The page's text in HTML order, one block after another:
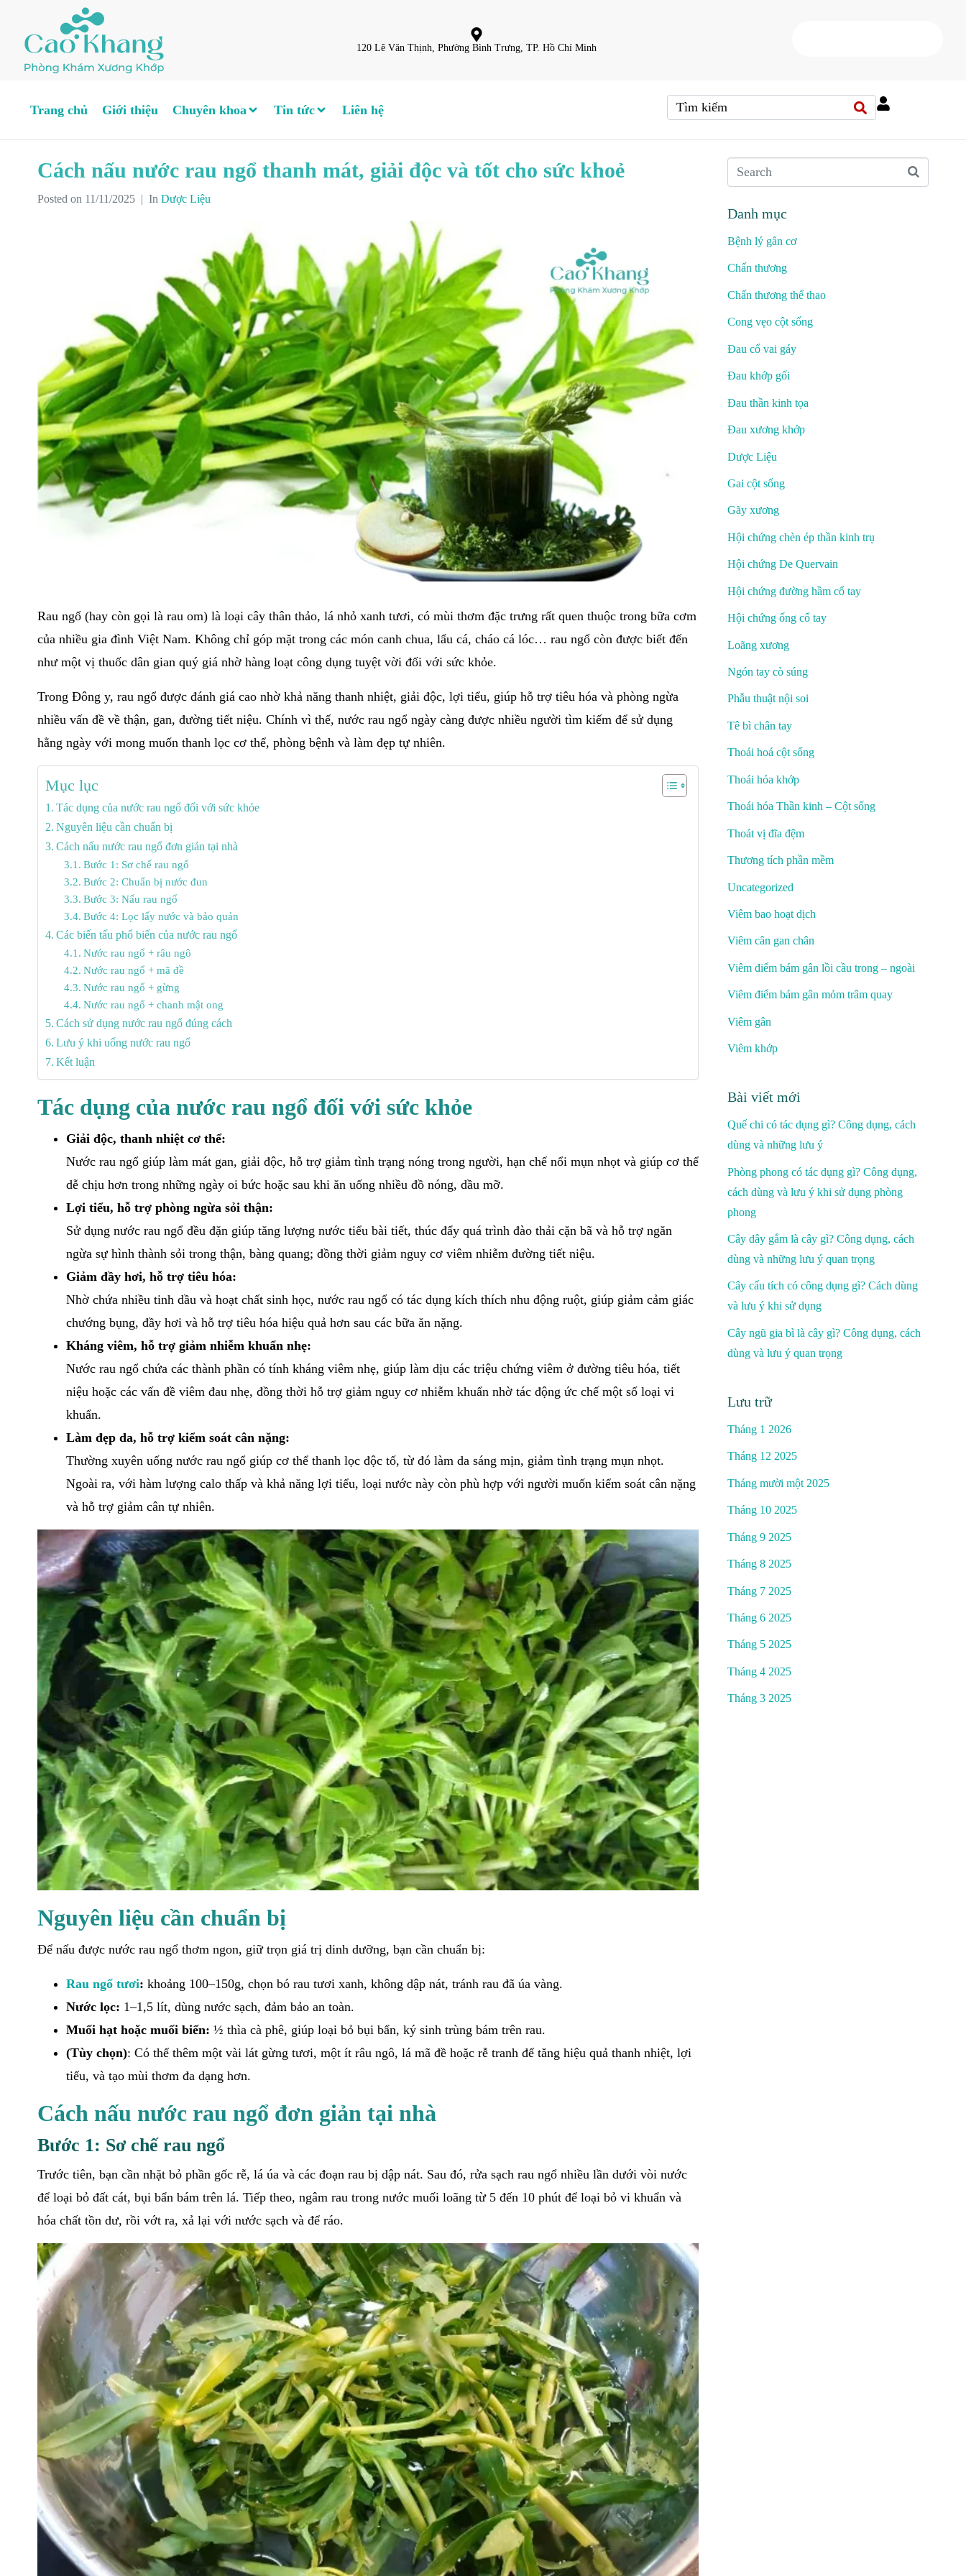
120 Lê Văn Thịnh, Phường Bình Trưng, TP. Hồ Chí Minh
Trang chủ Giới thiệu Chuyên khoa Tin tức Liên hệ
Cách nấu nước rau ngổ thanh mát, giải độc và tốt cho sức khoẻ
Posted on 11/11/2025 In Dược Liệu
Rau ngổ (hay còn gọi là rau om) là loại cây thân thảo, lá nhỏ xanh tươi, có mùi thơm đặc trưng rất quen thuộc trong bữa cơm
của nhiều gia đình Việt Nam. Không chỉ góp mặt trong các món canh chua, lẩu cá, cháo cá lóc… rau ngổ còn được biết đến
như một vị thuốc dân gian quý giá nhờ hàng loạt công dụng tuyệt vời đối với sức khỏe.
Trong Đông y, rau ngổ được đánh giá cao nhờ khả năng thanh nhiệt, giải độc, lợi tiểu, giúp hỗ trợ tiêu hóa và phòng ngừa
nhiều vấn đề về thận, gan, đường tiết niệu. Chính vì thế, nước rau ngổ ngày càng được nhiều người tìm kiếm để sử dụng
hằng ngày với mong muốn thanh lọc cơ thể, phòng bệnh và làm đẹp tự nhiên.
Mục lục
Tác dụng của nước rau ngổ đối với sức khỏe
Nguyên liệu cần chuẩn bị
Cách nấu nước rau ngổ đơn giản tại nhà
Bước 1: Sơ chế rau ngổ
Bước 2: Chuẩn bị nước đun
Bước 3: Nấu rau ngổ
Bước 4: Lọc lấy nước và bảo quản
Các biến tấu phổ biến của nước rau ngổ
Nước rau ngổ + râu ngô
Nước rau ngổ + mã đề
Nước rau ngổ + gừng
Nước rau ngổ + chanh mật ong
Cách sử dụng nước rau ngổ đúng cách
Lưu ý khi uống nước rau ngổ
Kết luận
Tác dụng của nước rau ngổ đối với sức khỏe
Giải độc, thanh nhiệt cơ thể:
Nước rau ngổ giúp làm mát gan, giải độc, hỗ trợ giảm tình trạng nóng trong người, hạn chế nổi mụn nhọt và giúp cơ thể
dễ chịu hơn trong những ngày oi bức hoặc sau khi ăn uống nhiều đồ nóng, dầu mỡ.
Lợi tiểu, hỗ trợ phòng ngừa sỏi thận:
Sử dụng nước rau ngổ đều đặn giúp tăng lượng nước tiểu bài tiết, thúc đẩy quá trình đào thải cặn bã và hỗ trợ ngăn
ngừa sự hình thành sỏi trong thận, bàng quang; đồng thời giảm nguy cơ viêm nhiễm đường tiết niệu.
Giảm đầy hơi, hỗ trợ tiêu hóa:
Nhờ chứa nhiều tinh dầu và hoạt chất sinh học, nước rau ngổ có tác dụng kích thích nhu động ruột, giúp giảm cảm giác
chướng bụng, đầy hơi và hỗ trợ tiêu hóa hiệu quả hơn sau các bữa ăn nặng.
Kháng viêm, hỗ trợ giảm nhiễm khuẩn nhẹ:
Nước rau ngổ chứa các thành phần có tính kháng viêm nhẹ, giúp làm dịu các triệu chứng viêm ở đường tiêu hóa, tiết
niệu hoặc các vấn đề viêm đau nhẹ, đồng thời hỗ trợ giảm nguy cơ nhiễm khuẩn nhờ tác động ức chế một số loại vi
khuẩn.
Làm đẹp da, hỗ trợ kiểm soát cân nặng:
Thường xuyên uống nước rau ngổ giúp cơ thể thanh lọc độc tố, từ đó làm da sáng mịn, giảm tình trạng mụn nhọt.
Ngoài ra, với hàm lượng calo thấp và khả năng lợi tiểu, loại nước này còn phù hợp với người muốn kiểm soát cân nặng
và hỗ trợ giảm cân tự nhiên.
Nguyên liệu cần chuẩn bị
Để nấu được nước rau ngổ thơm ngon, giữ trọn giá trị dinh dưỡng, bạn cần chuẩn bị:
Rau ngổ tươi: khoảng 100–150g, chọn bó rau tươi xanh, không dập nát, tránh rau đã úa vàng.
Nước lọc: 1–1,5 lít, dùng nước sạch, đảm bảo an toàn.
Muối hạt hoặc muối biển: ½ thìa cà phê, giúp loại bỏ bụi bẩn, ký sinh trùng bám trên rau.
(Tùy chọn): Có thể thêm một vài lát gừng tươi, một ít râu ngô, lá mã đề hoặc rễ tranh để tăng hiệu quả thanh nhiệt, lợi
tiểu, và tạo mùi thơm đa dạng hơn.
Cách nấu nước rau ngổ đơn giản tại nhà
Bước 1: Sơ chế rau ngổ
Trước tiên, bạn cần nhặt bỏ phần gốc rễ, lá úa và các đoạn rau bị dập nát. Sau đó, rửa sạch rau ngổ nhiều lần dưới vòi nước
để loại bỏ đất cát, bụi bẩn bám trên lá. Tiếp theo, ngâm rau trong nước muối loãng từ 5 đến 10 phút để loại bỏ vi khuẩn và
hóa chất tồn dư, rồi vớt ra, xả lại với nước sạch và để ráo.
Danh mục
Bệnh lý gân cơ
Chấn thương
Chấn thương thể thao
Cong vẹo cột sống
Đau cổ vai gáy
Đau khớp gối
Đau thần kinh tọa
Đau xương khớp
Dược Liệu
Gai cột sống
Gãy xương
Hội chứng chèn ép thần kinh trụ
Hội chứng De Quervain
Hội chứng đường hầm cổ tay
Hội chứng ống cổ tay
Loãng xương
Ngón tay cò súng
Phẫu thuật nội soi
Tê bì chân tay
Thoái hoá cột sống
Thoái hóa khớp
Thoái hóa Thần kinh – Cột sống
Thoát vị đĩa đệm
Thương tích phần mềm
Uncategorized
Viêm bao hoạt dịch
Viêm cân gan chân
Viêm điểm bám gân lồi cầu trong – ngoài
Viêm điểm bám gân mỏm trâm quay
Viêm gân
Viêm khớp
Bài viết mới
Quế chi có tác dụng gì? Công dụng, cách
dùng và những lưu ý
Phòng phong có tác dụng gì? Công dụng,
cách dùng và lưu ý khi sử dụng phòng
phong
Cây dây gắm là cây gì? Công dụng, cách
dùng và những lưu ý quan trọng
Cây cẩu tích có công dụng gì? Cách dùng
và lưu ý khi sử dụng
Cây ngũ gia bì là cây gì? Công dụng, cách
dùng và lưu ý quan trọng
Lưu trữ
Tháng 1 2026
Tháng 12 2025
Tháng mười một 2025
Tháng 10 2025
Tháng 9 2025
Tháng 8 2025
Tháng 7 2025
Tháng 6 2025
Tháng 5 2025
Tháng 4 2025
Tháng 3 2025